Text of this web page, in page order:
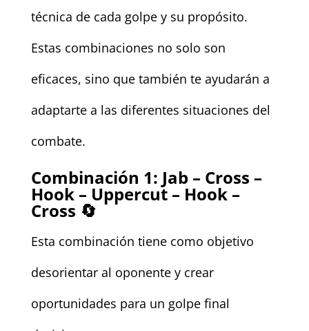
técnica de cada golpe y su propósito.
Estas combinaciones no solo son
eficaces, sino que también te ayudarán a
adaptarte a las diferentes situaciones del
combate.
Combinación 1: Jab – Cross –
Hook – Uppercut – Hook –
Cross 🔄
Esta combinación tiene como objetivo
desorientar al oponente y crear
oportunidades para un golpe final